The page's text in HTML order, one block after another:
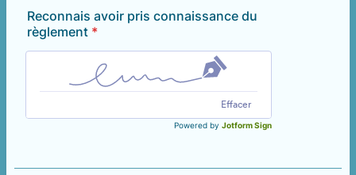
Reconnais avoir pris connaissance du
règlement *
Effacer
Powered by Jotform Sign